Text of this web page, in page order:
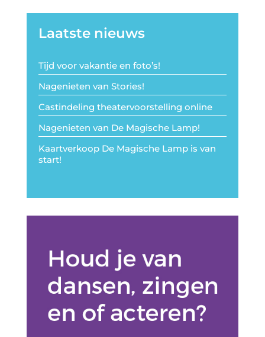
Laatste nieuws
Tijd voor vakantie en foto’s!
Nagenieten van Stories!
Castindeling theatervoorstelling online
Nagenieten van De Magische Lamp!
Kaartverkoop De Magische Lamp is van
start!